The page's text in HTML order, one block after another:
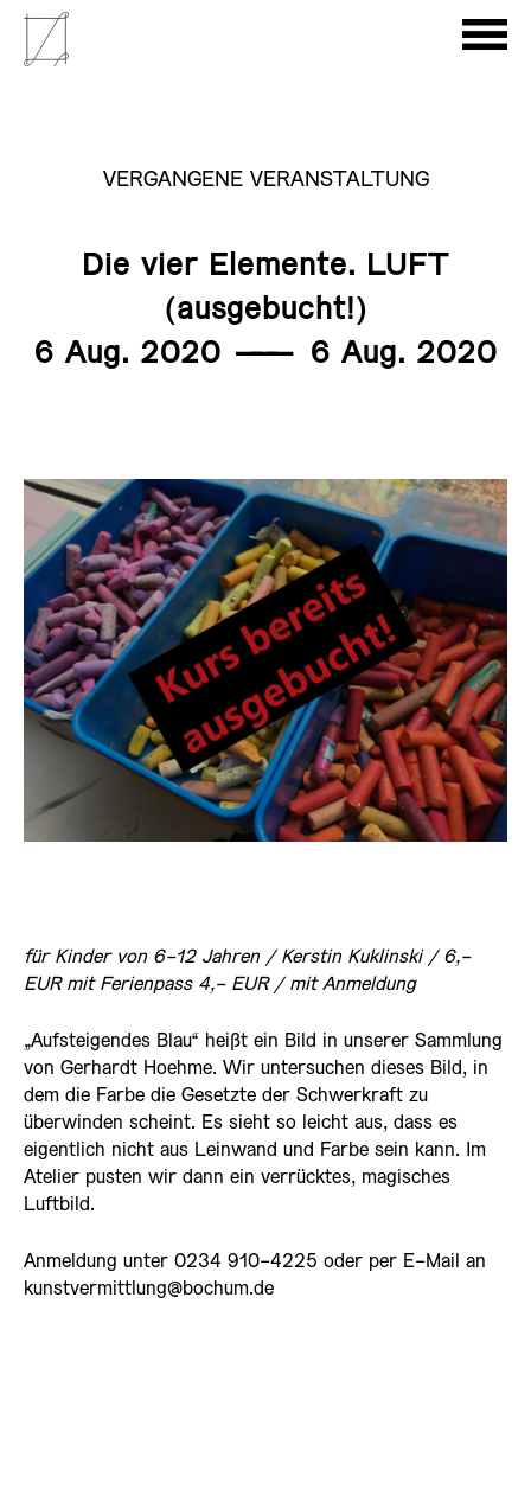
VERGANGENE VERANSTALTUNG
Die vier Elemente. LUFT
(ausgebucht!)
6 Aug. 2020 ——— 6 Aug. 2020
für Kinder von 6-12 Jahren/ Kerstin Kuklinski / 6,-
EUR mit Ferienpass 4,- EUR/ mit Anmeldung
„Aufsteigendes Blau“ heißt ein Bild in unserer Sammlung
von Gerhardt Hoehme. Wir untersuchen dieses Bild, in
dem die Farbe die Gesetzte der Schwerkraft zu
überwinden scheint. Es sieht so leicht aus, dass es
eigentlich nicht aus Leinwand und Farbe sein kann. Im
Atelier pusten wir dann ein verrücktes, magisches
Luftbild.
Anmeldung unter 0234 910-4225 oder per E-Mail an
kunstvermittlung@bochum.de